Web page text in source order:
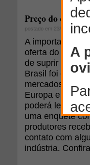
Preço do
postado em 23/07/2010
A importação
oferta do
de suprir a
Brasil foi
mercados, de
Europa e
poderá levar a
uma enquete
produtores
contato com
indústria.